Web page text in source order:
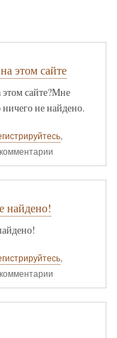
этом сайте
сайте?Мне
ничего не найдено.
,
найдено!
,